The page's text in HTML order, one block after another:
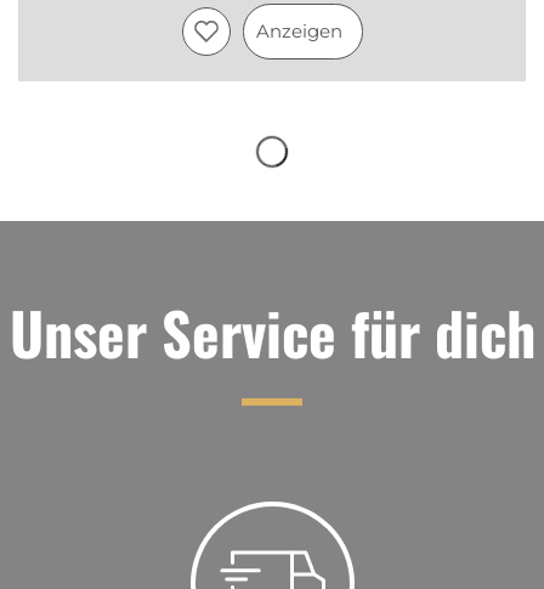
Anzeigen
Unser Service für dich